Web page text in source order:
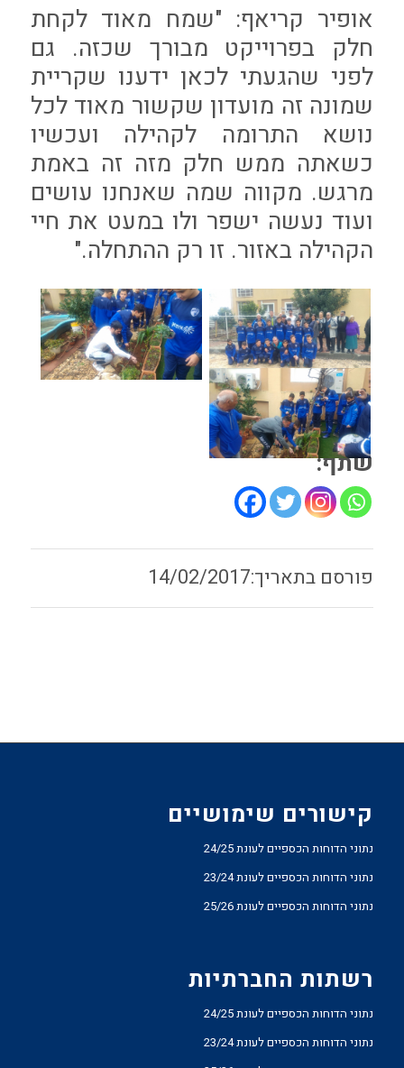
אופיר קריאף: "שמח מאוד לקחת
חלק בפרוייקט מבורך שכזה. גם
לפני שהגעתי לכאן ידענו שקריית
שמונה זה מועדון שקשור מאוד לכל
נושא התרומה לקהילה ועכשיו
כשאתה ממש חלק מזה זה באמת
מרגש. מקווה שמה שאנחנו עושים
ועוד נעשה ישפר ולו במעט את חיי
הקהילה באזור. זו רק ההתחלה."
שתף:
14/02/2017
קישורים שימושיים
נתוני הדוחות הכספיים לעונת 24/25
נתוני הדוחות הכספיים לעונת 23/24
נתוני הדוחות הכספיים לעונת 25/26
רשתות החברתיות
נתוני הדוחות הכספיים לעונת 24/25
נתוני הדוחות הכספיים לעונת 23/24